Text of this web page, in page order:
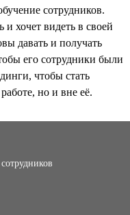
сотрудников.
и хочет видеть в своей
давать и получать
его сотрудники были
чтобы стать
но и вне её.